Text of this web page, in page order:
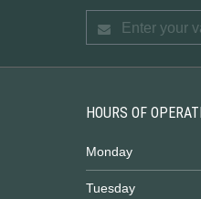
HOURS OF
Monday
Tuesday